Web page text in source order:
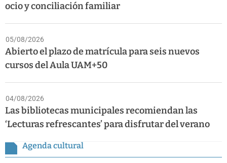
ocio y conciliación familiar
05/08/2026
Abierto el plazo de matrícula para seis nuevos
cursos del Aula UAM+50
04/08/2026
Las bibliotecas municipales recomiendan las
‘Lecturas refrescantes’ para disfrutar del verano
Agenda cultural